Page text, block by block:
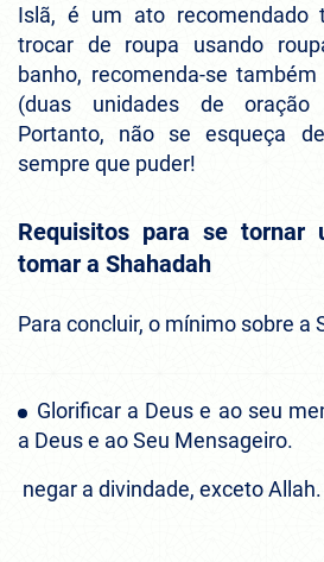
Islã, é um ato recomendado
trocar de roupa usando
banho, recomenda-se
(duas unidades de oração
Portanto, não se esqueça
sempre que puder!
Requisitos para se tornar
tomar a Shahadah
Para concluir, o mínimo sobre a
Glorificar a Deus e ao seu
a Deus e ao Seu Mensageiro.
negar a divindade, exceto Allah.